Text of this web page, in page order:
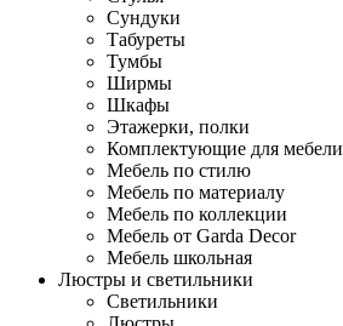
Сундуки
Табуреты
Тумбы
Ширмы
Шкафы
Этажерки, полки
Комплектующие для мебели
Мебель по стилю
Мебель по материалу
Мебель по коллекции
Мебель от Garda Decor
Мебель школьная
Люстры и светильники
Светильники